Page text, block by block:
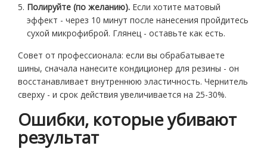
Полируйте (по желанию). Если хотите матовый
эффект - через 10 минут после нанесения пройдитесь
сухой микрофиброй. Глянец - оставьте как есть.
Совет от профессионала: если вы обрабатываете
шины, сначала нанесите кондиционер для резины - он
восстанавливает внутреннюю эластичность. Чернитель
сверху - и срок действия увеличивается на 25-30%.
Ошибки, которые убивают
результат